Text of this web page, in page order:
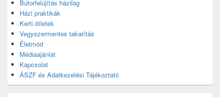
Bútorfelújítás házilag
Házi praktikák
Kerti ötletek
Vegyszermentes takarítás
Életmód
Médiaajánlat
Kapcsolat
ÁSZF és Adatkezelési Tájékoztató